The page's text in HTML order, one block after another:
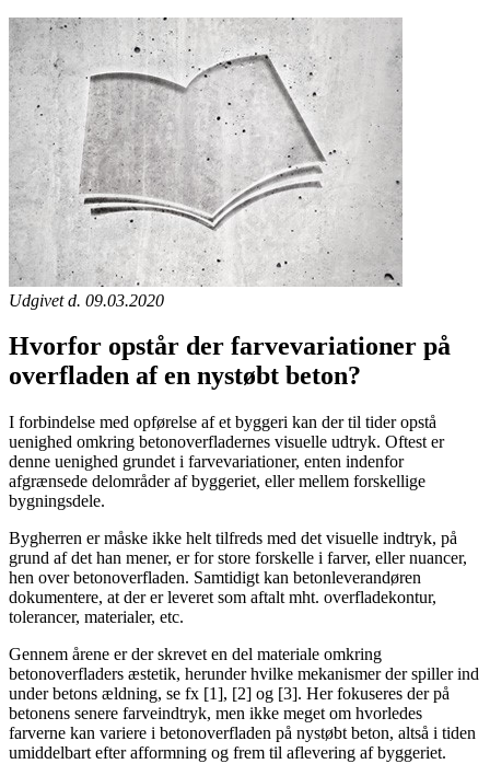
Udgivet d. 09.03.2020
Hvorfor opstår der farvevariationer på
overfladen af en nystøbt beton?
I forbindelse med opførelse af et byggeri kan der til tider opstå
uenighed omkring betonoverfladernes visuelle udtryk. Oftest er
denne uenighed grundet i farvevariationer, enten indenfor
afgrænsede delområder af byggeriet, eller mellem forskellige
bygningsdele.
Bygherren er måske ikke helt tilfreds med det visuelle indtryk, på
grund af det han mener, er for store forskelle i farver, eller nuancer,
hen over betonoverfladen. Samtidigt kan betonleverandøren
dokumentere, at der er leveret som aftalt mht. overfladekontur,
tolerancer, materialer, etc.
Gennem årene er der skrevet en del materiale omkring
betonoverfladers æstetik, herunder hvilke mekanismer der spiller ind
under betons ældning, se fx [1], [2] og [3]. Her fokuseres der på
betonens senere farveindtryk, men ikke meget om hvorledes
farverne kan variere i betonoverfladen på nystøbt beton, altså i tiden
umiddelbart efter afformning og frem til aflevering af byggeriet.